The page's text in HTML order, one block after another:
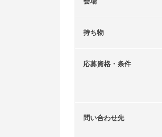
持ち物
応募資格・条件
問い合わせ先